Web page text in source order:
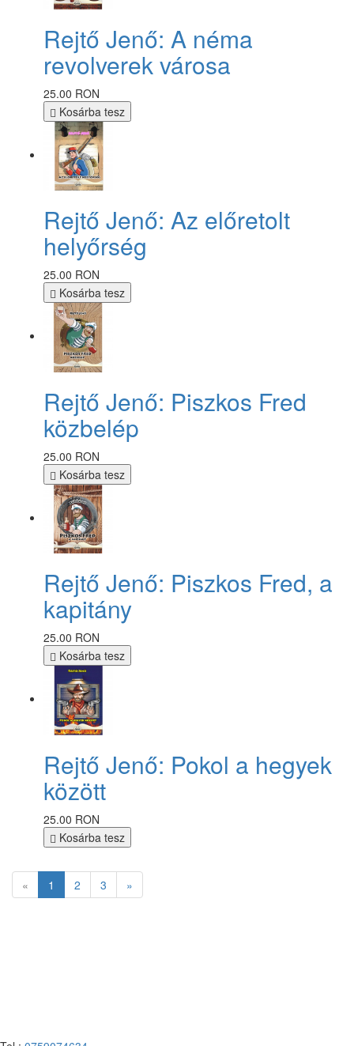
Rejtő Jenő: A néma
revolverek városa
25.00 RON
Kosárba tesz
Rejtő Jenő: Az előretolt
helyőrség
25.00 RON
Kosárba tesz
Rejtő Jenő: Piszkos Fred
közbelép
25.00 RON
Kosárba tesz
Rejtő Jenő: Piszkos Fred, a
kapitány
25.00 RON
Kosárba tesz
Rejtő Jenő: Pokol a hegyek
között
25.00 RON
Kosárba tesz
« 1 2 3 »